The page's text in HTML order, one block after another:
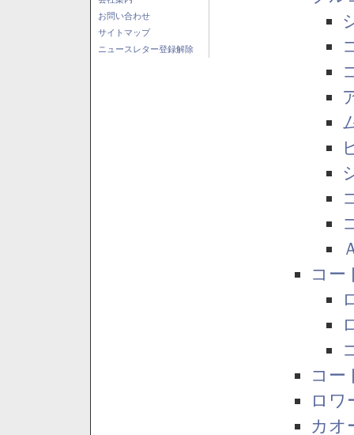
お問い合わせ
サイトマップ
ニュースレター登録解除
コー
コー
ロワ
カオ